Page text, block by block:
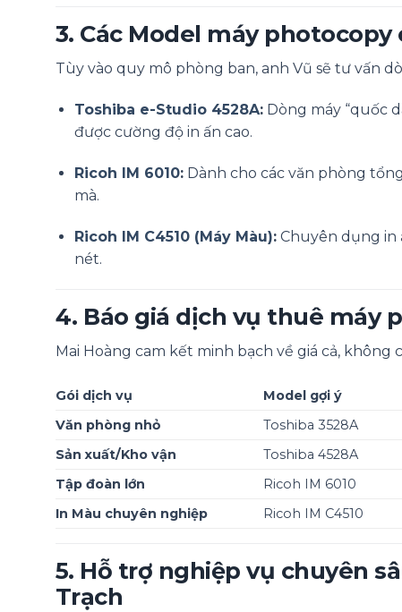
3. Các Model máy
Tùy vào quy mô phòng ban, anh Vũ sẽ tư vấn
Toshiba e-Studio 4528A:Dòng máy “quốc
được cường độ in ấn cao.
Ricoh IM 6010:Dành cho các văn phòng
mà.
Ricoh IM C4510 (Máy Màu):Chuyên dụng in
nét.
4. Báo giá dịch vụ thuê máy
Mai Hoàng cam kết minh bạch về giá cả, không
Gói dịch vụ Model gợi ý
Văn phòng nhỏ
Toshiba 3528A
Sản xuất/Kho vận
Toshiba 4528A
Tập đoàn lớn
Ricoh IM 6010
In Màu chuyên nghiệp
Ricoh IM C4510
5. Hỗ trợ nghiệp vụ chuyên
Trạch